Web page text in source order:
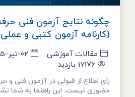
چگونه نتایج آزمون فنی
(کارنامه آزمون کتبی و
مقالات آموزشی 02-تیر-1405
بازدید 17176
رای اطلاع از قبولی در آزمون فنی و
حضوری نیست. این راهنما به شما